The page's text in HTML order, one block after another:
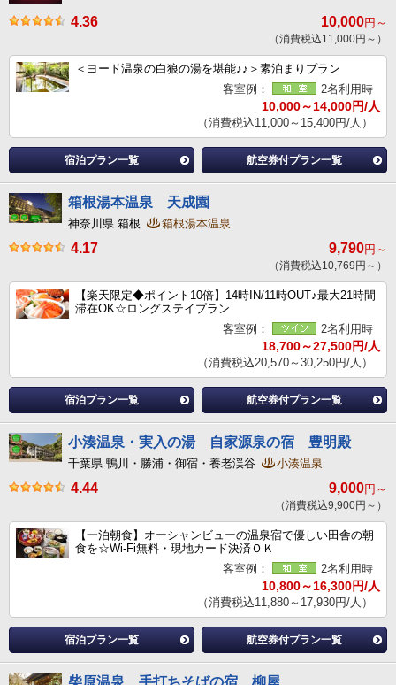
4.36 10,000円～
（消費税込11,000円～）
＜ヨード温泉の白狼の湯を堪能♪♪＞素泊まりプラン
客室例：
2名利用時
10,000～14,000円/人
（消費税込11,000～15,400円/人）
宿泊プラン一覧 航空券付プラン一覧
箱根湯本温泉 天成園
神奈川県 箱根 箱根湯本温泉
4.17 9,790円～
（消費税込10,769円～）
【楽天限定◆ポイント10倍】14時IN/11時OUT♪最大21時間
滞在OK☆ロングステイプラン
客室例：
2名利用時
18,700～27,500円/人
（消費税込20,570～30,250円/人）
宿泊プラン一覧 航空券付プラン一覧
小湊温泉・実入の湯 自家源泉の宿 豊明殿
千葉県 鴨川・勝浦・御宿・養老渓谷 小湊温泉
4.44 9,000円～
（消費税込9,900円～）
【一泊朝食】オーシャンビューの温泉宿で優しい田舎の朝
食を☆Wi-Fi無料・現地カード決済ＯＫ
客室例：
2名利用時
10,800～16,300円/人
（消費税込11,880～17,930円/人）
宿泊プラン一覧 航空券付プラン一覧
柴原温泉 手打ちそばの宿 柳屋